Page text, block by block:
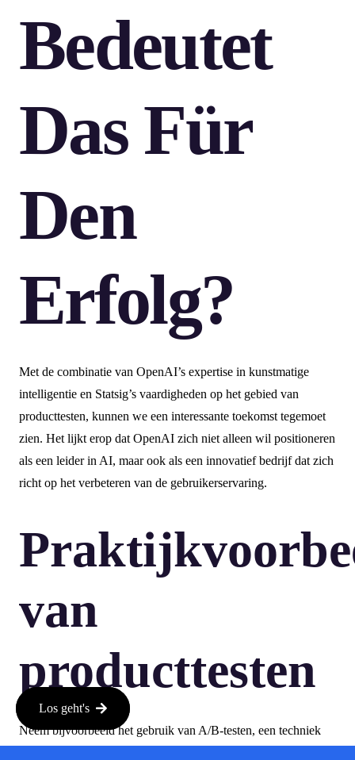
Bedeutet
Das Für
Den
Erfolg?
Met de combinatie van OpenAI’s expertise in kunstmatige
intelligentie en Statsig’s vaardigheden op het gebied van
producttesten, kunnen we een interessante toekomst tegemoet
zien. Het lijkt erop dat OpenAI zich niet alleen wil positioneren
als een leider in AI, maar ook als een innovatief bedrijf dat zich
richt op het verbeteren van de gebruikerservaring.
van
producttesten
Neem bijvoorbeeld het gebruik van A/B-testen, een techniek
Los geht's